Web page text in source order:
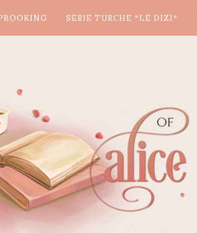
SERIE TURCHE *LE DIZI*